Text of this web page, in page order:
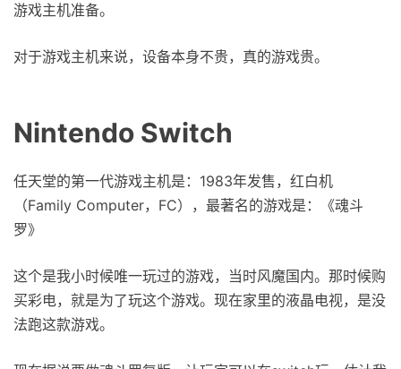
游戏主机准备。
对于游戏主机来说，设备本身不贵，真的游戏贵。
Nintendo Switch
任天堂的第一代游戏主机是：1983年发售，红白机
（Family Computer，FC），最著名的游戏是：《魂斗
罗》
这个是我小时候唯一玩过的游戏，当时风魔国内。那时候购
买彩电，就是为了玩这个游戏。现在家里的液晶电视，是没
法跑这款游戏。